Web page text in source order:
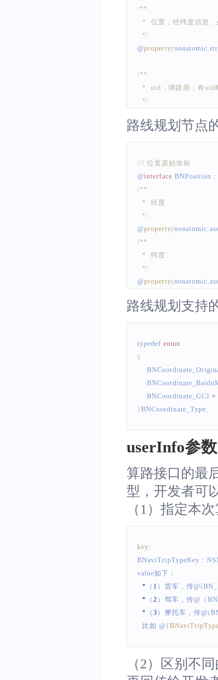
/**
*  位置，经纬度信息
  */
@property(nonatomic
/**
*  uid，绑路用，有
  */
  */
@property( nonatomic,
*  描述信息（如家，
  */
@
/**
*  地址信息（如上地
  */
@property(nonatomic ,
路线规划节点
/// 位置原始坐标
@interface BNPosition :
/**
  *  经度
  */
@property(nonatomic
/**
  *  纬度
  */
@property(nonatomic
*  坐标系类型，默认
+
@end
路线规划支持
typedef enum
{
BNCoordinate_GCJ =
}BNCoordinate_Type;
userInfo参数
算路接口的最
型，开发者可
（1）指定本
key:
BNaviTripTypeKey：
value如下：
* （ 1 ）货车，传@(
* （ 2 ）驾车，传@（
* （ 3 ）摩托车，传@(
  比如 @
{
（2）区别不